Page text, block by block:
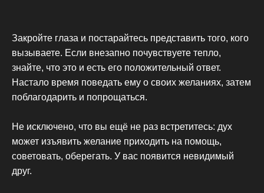
Закройте глаза и постарайтесь представить того, кого
вызываете. Если внезапно почувствуете тепло,
знайте, что это и есть его положительный ответ.
Настало время поведать ему о своих желаниях, затем
поблагодарить и попрощаться.
Не исключено, что вы ещё не раз встретитесь: дух
может изъявить желание приходить на помощь,
советовать, оберегать. У вас появится невидимый
друг.